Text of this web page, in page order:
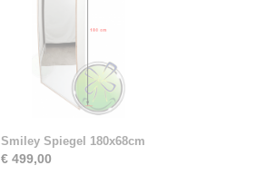
Smiley Spiegel 180x68cm
€ 499,00